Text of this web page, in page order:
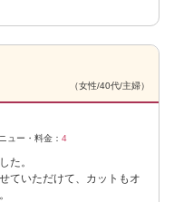
（女性/40代/主婦）
ュー・料金： 4
た。
ていただけて、カットもオ